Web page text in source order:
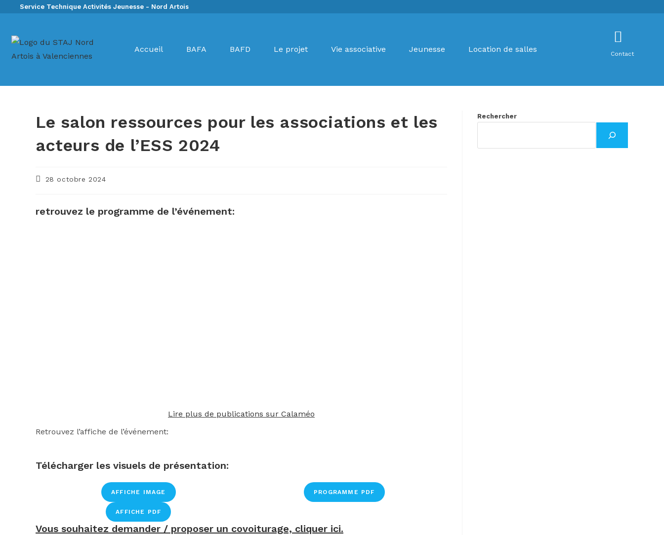
Service Technique Activités Jeunesse - Nord Artois
Accueil BAFA BAFD Le projet Vie associative Jeunesse Location de salles Contact
Le salon ressources pour les associations et les
acteurs de l’ESS 2024
28 octobre 2024
retrouvez le programme de l’événement:
Lire plus de publications sur Calaméo
Retrouvez l’affiche de l’événement:
Télécharger les visuels de présentation:
AFFICHE IMAGE
AFFICHE PDF
PROGRAMME PDF
Vous souhaitez demander / proposer un covoiturage, cliquer ici.
Rechercher